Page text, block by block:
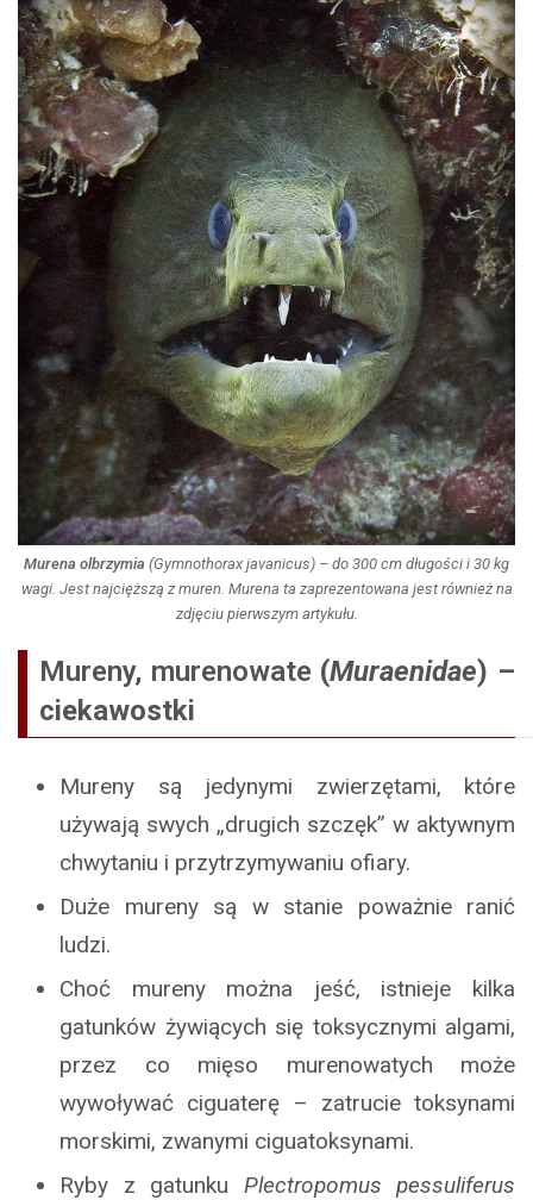
Murena olbrzymia (Gymnothorax javanicus) – do 300 cm długości i 30 kg
wagi. Jest najcięższą z muren. Murena ta zaprezentowana jest również na
zdjęciu pierwszym artykułu.
Mureny, murenowate (Muraenidae) –
ciekawostki
Mureny są jedynymi zwierzętami, które
używają swych „drugich szczęk” w aktywnym
chwytaniu i przytrzymywaniu ofiary.
Duże mureny są w stanie poważnie ranić
ludzi.
Choć mureny można jeść, istnieje kilka
gatunków żywiących się toksycznymi algami,
przez co mięso murenowatych może
wywoływać ciguaterę – zatrucie toksynami
morskimi, zwanymi ciguatoksynami.
Ryby z gatunku Plectropomus pessuliferus